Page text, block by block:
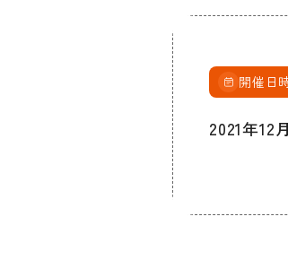
お知らせ デザ
メルマガ登録
プライバシーポリシー ソーシャル
© 2026 OSAKA DESIGN CENTER.
開催日
2021年12